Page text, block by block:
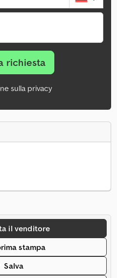
richiesta
sulla privacy
il venditore
stampa
Salva